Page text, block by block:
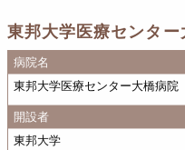
東邦大学医療センタ
病院名
東邦大学医療センター大橋病院
開設者
東邦大学